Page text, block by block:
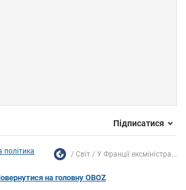
Підписатися
політика Світ У Франції ексміністра...
на головну OBOZ